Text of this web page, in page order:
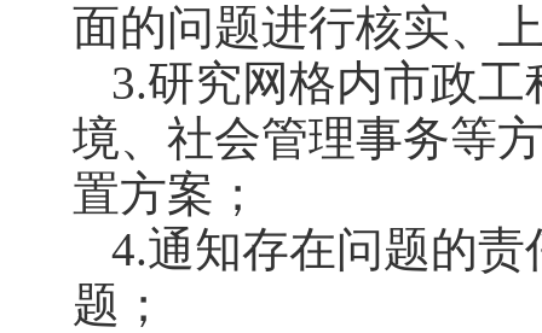
面的问题进行核实、
3.研究网格内市政
境、社会管理事务等
置方案；
4.通知存在问题的
题；